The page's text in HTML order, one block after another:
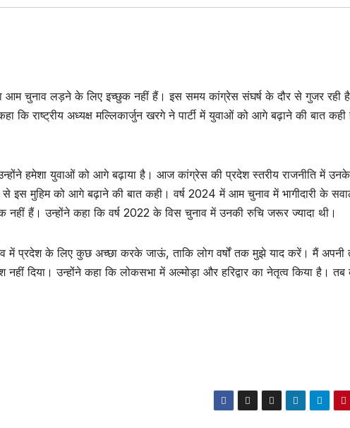
आम चुनाव लड़ने के लिए इच्छुक नहीं हैं। इस समय कांग्रेस संघर्ष के दौर से गुजर रही
कि राष्ट्रीय अध्यक्ष मल्लिकार्जुन खरगे ने पार्टी में युवाओं को आगे बढ़ाने की बात
हमेशा युवाओं को आगे बढ़ाया है। आज कांग्रेस की प्रदेश स्तरीय राजनीति में
इस मुहिम को आगे बढ़ाने की बात कही। वर्ष 2024 में आम चुनाव में भागीदारी के
हैं। उन्होंने कहा कि वर्ष 2022 के विस चुनाव में उनकी रुचि जरूर ज्यादा थी।
में प्रदेश के लिए कुछ अच्छा करके जाऊं, ताकि लोग वर्षों तक मुझे याद करें। मैं अपनी
दिया। उन्होंने कहा कि लोकसभा में अल्मोड़ा और हरिद्वार का नेतृत्व किया है।